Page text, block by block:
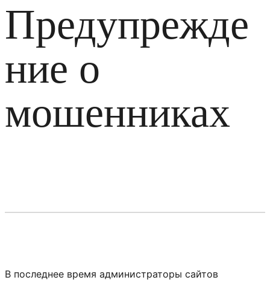
Предупрежде
ние о
мошенниках
В последнее время администраторы сайтов